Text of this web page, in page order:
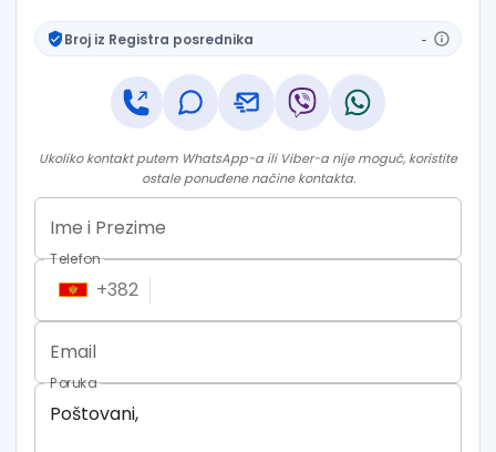
Broj iz Registra posrednika -
Ukoliko kontakt putem WhatsApp-a ili Viber-a nije moguć, koristite
ostale ponuđene načine kontakta.
Ime i Prezime
Telefon
+382
Email
Poruka